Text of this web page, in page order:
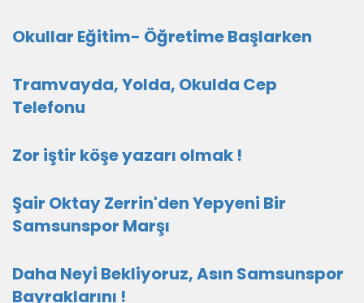
Okullar Eğitim- Öğretime Başlarken
Tramvayda, Yolda, Okulda Cep
Telefonu
Zor iştir köşe yazarı olmak !
Şair Oktay Zerrin'den Yepyeni Bir
Samsunspor Marşı
Daha Neyi Bekliyoruz, Asın Samsunspor
Bayraklarını !